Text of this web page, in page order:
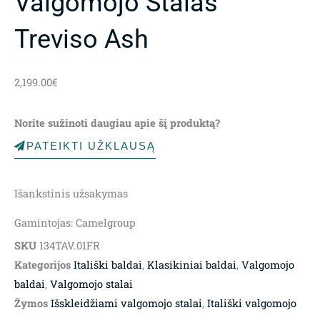
Treviso Ash
2,199.00€
Norite sužinoti daugiau apie šį produktą?
PATEIKTI UŽKLAUSĄ
Išankstinis užsakymas
Gamintojas: Camelgroup
SKU 134TAV.01FR
Kategorijos Itališki baldai, Klasikiniai baldai, Valgomojo
baldai, Valgomojo stalai
Žymos Išskleidžiami valgomojo stalai, Itališki valgomojo